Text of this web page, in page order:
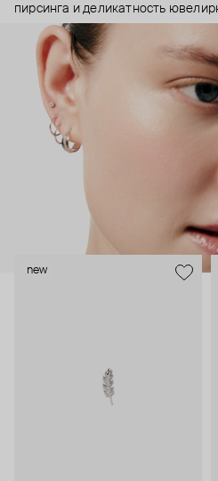
пирсинга и деликатность
украшения ручной работы. В
как профессиональные пирсеры
безопасность и
стилисты (благодаря им дизайн
украшения легко сочетаются
Украшения AURIS – для тех, кто
делает это интеллигентно и по-
new